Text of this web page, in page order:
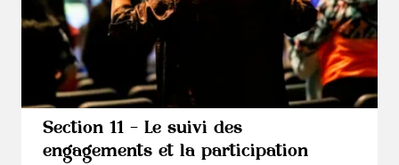
Section 11 - Le suivi des
engagements et la participation